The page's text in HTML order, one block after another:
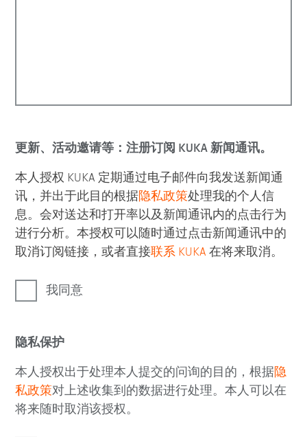
更新、活动邀请等：注册订阅 KUKA 新闻通讯。
本人授权 KUKA 定期通过电子邮件向我发送新闻通
讯，并出于此目的根据隐私政策处理我的个人信
息。会对送达和打开率以及新闻通讯内的点击行为
进行分析。本授权可以随时通过点击新闻通讯中的
取消订阅链接，或者直接联系 KUKA 在将来取消。
我同意
隐私保护
本人授权出于处理本人提交的问询的目的，根据隐
私政策对上述收集到的数据进行处理。本人可以在
将来随时取消该授权。